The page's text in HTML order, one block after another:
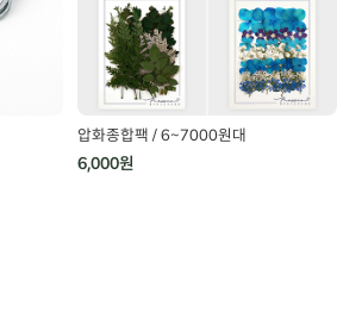
압화종합팩 / 6~7000원대
6,000원